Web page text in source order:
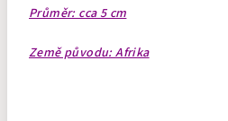
Průměr: cca 5 cm
Země původu: Afrika